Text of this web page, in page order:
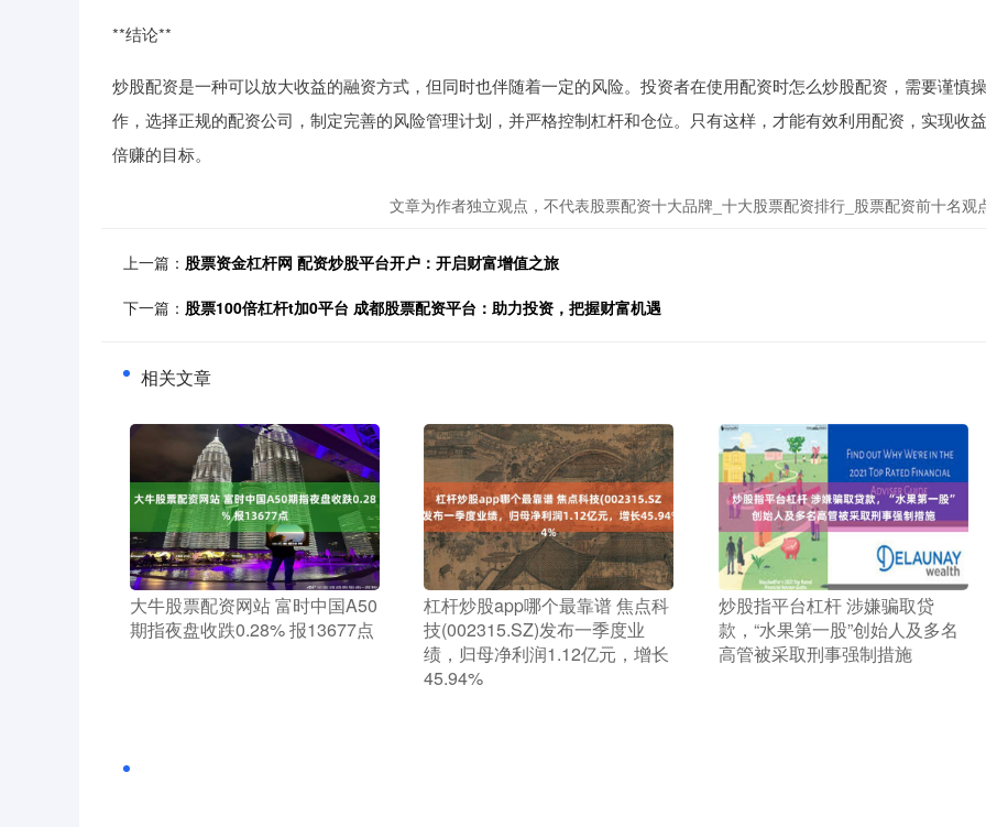
**结论**
炒股配资是一种可以放大收益的融资方式，但同时也伴随着一定的风险。投资者在使用配资时怎么炒股配资，需要谨慎操
作，选择正规的配资公司，制定完善的风险管理计划，并严格控制杠杆和仓位。只有这样，才能有效利用配资，实现收
倍赚的目标。
文章为作者独立观点，不代表股票配资十大品牌_十大股票配资排行_股票配资前十名观
上一篇： 股票资金杠杆网 配资炒股平台开户：开启财富增值之旅
下一篇： 股票100倍杠杆t加0平台 成都股票配资平台：助力投资，把握财富机遇
相关文章
​大牛股票配资网站 富时中国A50
期指夜盘收跌0.28% 报13677点
​杠杆炒股app哪个最靠谱 焦点科
技(002315.SZ)发布一季度业
绩，归母净利润1.12亿元，增长
45.94%
​炒股指平台杠杆 涉嫌骗取贷
款，“水果第一股”创始人及多名
高管被采取刑事强制措施